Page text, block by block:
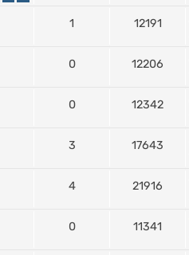
1 12191
0 12206
0 12342
3 17643
4 21916
0 11341